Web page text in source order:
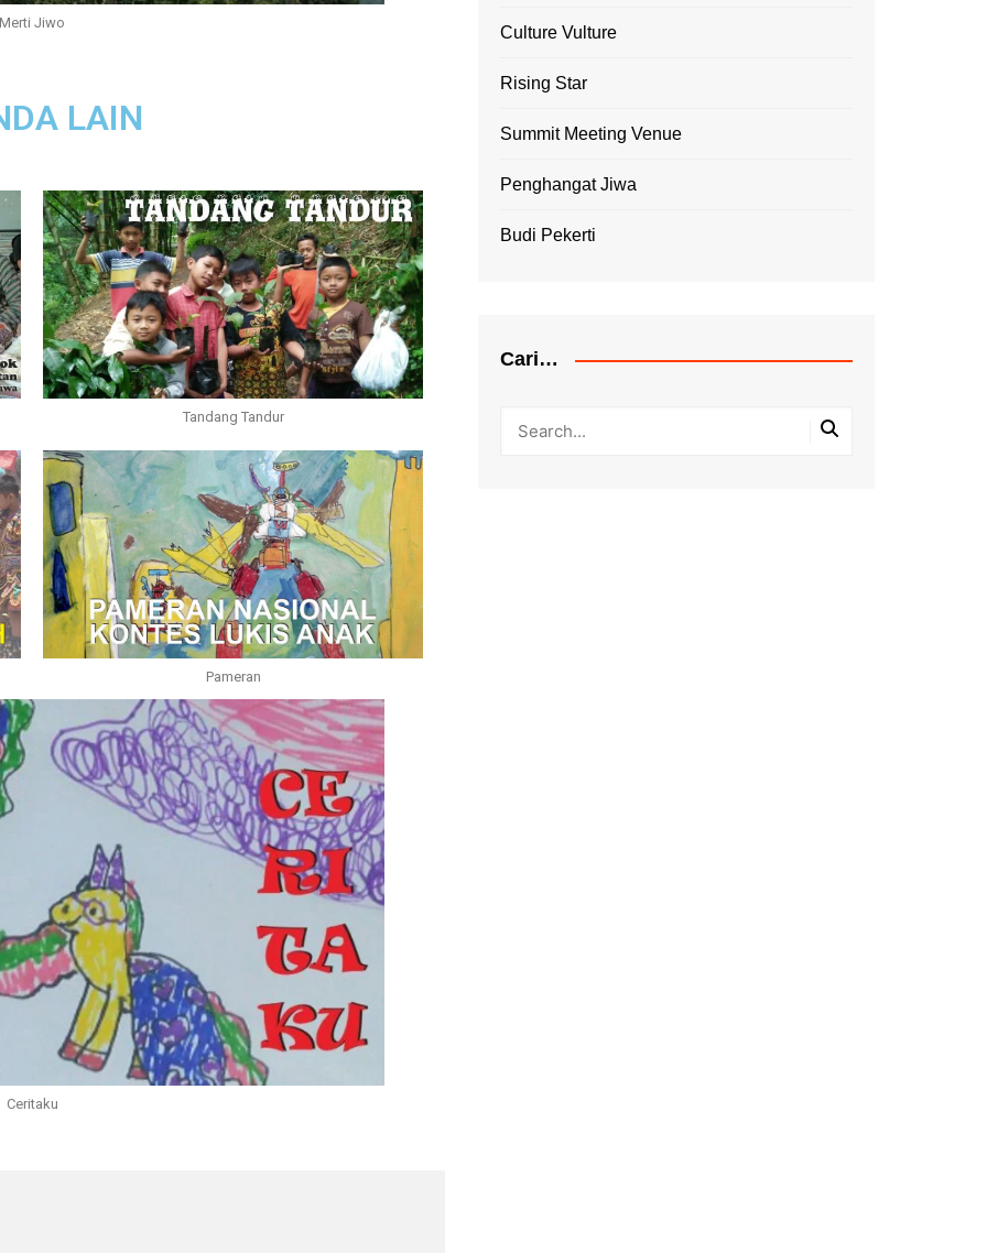
Merti Jiwo
LAIN
Tandang Tandur
Pameran
Ceritaku
Culture Vulture
Rising Star
Summit Meeting Venue
Penghangat Jiwa
Budi Pekerti
Cari…